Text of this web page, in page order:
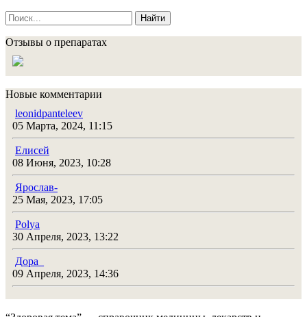
Найти
Отзывы о препаратах
Новые комментарии
leonidpanteleev
05 Марта, 2024, 11:15
Елисей
08 Июня, 2023, 10:28
Ярослав-
25 Мая, 2023, 17:05
Polya
30 Апреля, 2023, 13:22
Дора_
09 Апреля, 2023, 14:36